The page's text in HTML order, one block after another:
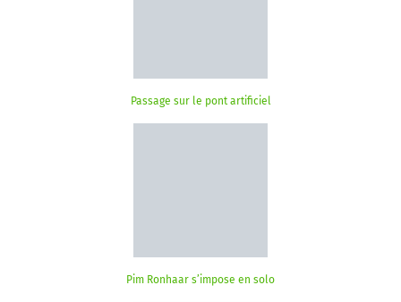
Passage sur le pont artificiel
Pim Ronhaar s’impose en solo